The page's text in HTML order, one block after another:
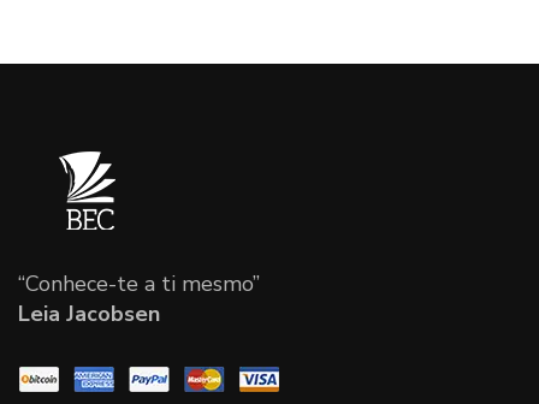
“Conhece-te a ti mesmo”
Leia Jacobsen